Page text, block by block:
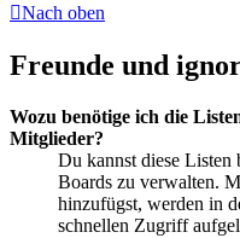
Nach oben
Freunde und
Wozu benötige ich die
Mitglieder?
Du kannst diese Listen
Boards zu verwalten.
hinzufügst, werden in
schnellen Zugriff